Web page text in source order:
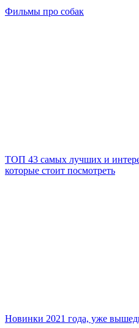
Фильмы про собак
ТОП 43 самых лучших и
которые стоит посмотреть
Новинки 2021 года, уже